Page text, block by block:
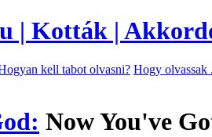
kell tabot olvasni? Hogy olvassak
Now You've